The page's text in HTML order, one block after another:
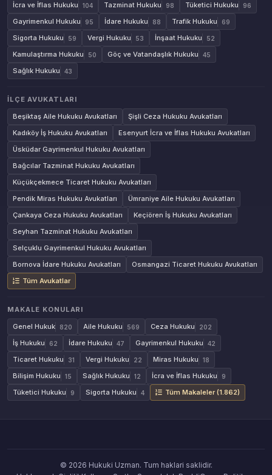
İcra ve İflas Hukuku 104 Tazminat Hukuku 98 Tüketici Hukuku 96
Gayrimenkul Hukuku 95 İdare Hukuku 88 Trafik Hukuku 69
Sigorta Hukuku 59 Vergi Hukuku 53 İnşaat Hukuku 52
Kamulaştırma Hukuku 50 Göç ve Vatandaşlık Hukuku 45
Sağlık Hukuku 43
İLÇE AVUKATLARI
Beşiktaş Aile Hukuku Avukatları
Şişli Ceza Hukuku Avukatları
Kadıköy İş Hukuku Avukatları
Esenyurt İcra ve İflas Hukuku Avukatları
Üsküdar Gayrimenkul Hukuku Avukatları
Bağcılar Tazminat Hukuku Avukatları
Küçükçekmece Ticaret Hukuku Avukatları
Pendik Miras Hukuku Avukatları
Ümraniye Aile Hukuku Avukatları
Çankaya Ceza Hukuku Avukatları
Keçiören İş Hukuku Avukatları
Seyhan Tazminat Hukuku Avukatları
Selçuklu Gayrimenkul Hukuku Avukatları
Bornova İdare Hukuku Avukatları
Osmangazi Ticaret Hukuku Avukatları
Tüm Avukatlar
MAKALE KONULARI
Genel Hukuk
820 Aile Hukuku 569 Ceza Hukuku 202
İş Hukuku 62 İdare Hukuku 47 Gayrimenkul Hukuku 42
Ticaret Hukuku 31 Vergi Hukuku 22 Miras Hukuku 18
Bilişim Hukuku 15 Sağlık Hukuku 12 İcra ve İflas Hukuku 9
Tüketici Hukuku 9 Sigorta Hukuku 4 Tüm Makaleler (1.862)
© 2026 Hukuki Uzman. Tum haklari saklidir.